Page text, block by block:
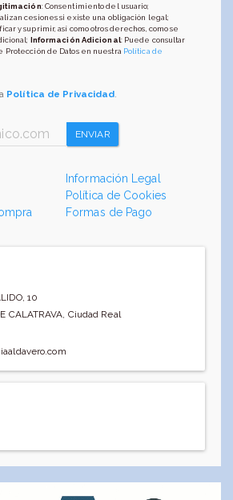
: Consentimiento del usuario;
cesiones si existe una obligación legal;
y suprimir, así como otros derechos, como se
Información Adicional: Puede consultar
Protección de Datos en nuestra Política de
Política de Privacidad.
ENVIAR
Información Legal
Política de Cookies
Formas de Pago
10
CALATRAVA, Ciudad Real